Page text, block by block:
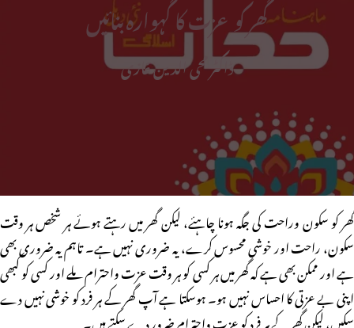
گھر کو عزت کا گہوارہ بنائیں
ڈاکٹر محی الدین غازی
گھر کو سکون وراحت کی جگہ ہونا چاہئے، لیکن گھر میں رہتے ہوئے ہر شخص ہر وقت
سکون، راحت اور خوشی محسوس کرے، یہ ضروری نہیں ہے۔ تاہم یہ ضروری بھی
ہے اور ممکن بھی ہے کہ گھر میں ہر کسی کو ہر وقت عزت واحترام ملے اور کسی کو کبھی
اپنی بے عزتی کا احساس نہیں ہو۔ ہوسکتا ہے آپ گھر کے ہر فرد کو خوشی نہیں دے
سکیں، لیکن گھر کے ہر فرد کو عزت واحترام ضرور دے سکتے ہیں۔